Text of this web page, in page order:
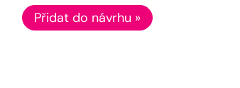
Přidat do návrhu »